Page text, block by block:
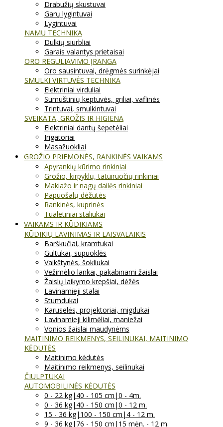
Drabužių skustuvai
Garų lygintuvai
Lygintuvai
NAMŲ TECHNIKA
Dulkių siurbliai
Garais valantys prietaisai
ORO REGULIAVIMO ĮRANGA
Oro sausintuvai, drėgmės surinkėjai
SMULKI VIRTUVĖS TECHNIKA
Elektriniai virduliai
Sumuštinių keptuvės, griliai, vaflinės
Trintuvai, smulkintuvai
SVEIKATA, GROŽIS IR HIGIENA
Elektriniai dantų šepetėliai
Irigatoriai
Masažuokliai
GROŽIO PRIEMONĖS, RANKINĖS VAIKAMS
Apyrankių kūrimo rinkiniai
Grožio, kirpyklų, tatuiruočių rinkiniai
Makiažo ir nagų dailės rinkiniai
Papuošalų dėžutės
Rankinės, kuprinės
Tualetiniai staliukai
VAIKAMS IR KŪDIKIAMS
KŪDIKIŲ LAVINIMAS IR LAISVALAIKIS
Barškučiai, kramtukai
Gultukai, supuoklės
Vaikštynės, šokliukai
Vežimėlio lankai, pakabinami žaislai
Žaislų laikymo krepšiai, dėžės
Lavinamieji stalai
Stumdukai
Karuselės, projektoriai, migdukai
Lavinamieji kilimėliai, maniežai
Vonios žaislai maudynėms
MAITINIMO REIKMENYS, SEILINUKAI, MAITINIMO
KĖDUTĖS
Maitinimo kėdutės
Maitinimo reikmenys, seilinukai
ČIULPTUKAI
AUTOMOBILINĖS KĖDUTĖS
0 - 22 kg|40 - 105 cm|0 - 4m.
0 - 36 kg|40 - 150 cm|0 - 12 m.
15 - 36 kg|100 - 150 cm|4 - 12 m.
9 - 36 kg|76 - 150 cm|15 mėn. - 12 m.